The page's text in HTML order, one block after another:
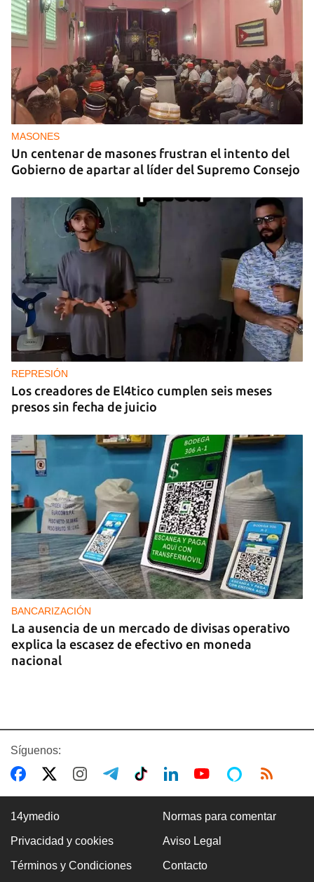
PODCAST
Cafecito informativo del lunes 27 de julio de 2026
MASONES
Un centenar de masones frustran el intento del
Gobierno de apartar al líder del Supremo Consejo
REPRESIÓN
Los creadores de El4tico cumplen seis meses
presos sin fecha de juicio
BANCARIZACIÓN
La ausencia de un mercado de divisas operativo
explica la escasez de efectivo en moneda
nacional
CUBA-EE UU
Síguenos:
14ymedio Normas para comentar
Privacidad y cookies Aviso Legal
Términos y Condiciones Contacto